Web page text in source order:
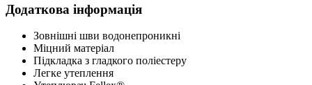
Додаткова інформація
Зовнішні шви водонепроникні
Міцний матеріал
Підкладка з гладкого поліестеру
Легке утеплення